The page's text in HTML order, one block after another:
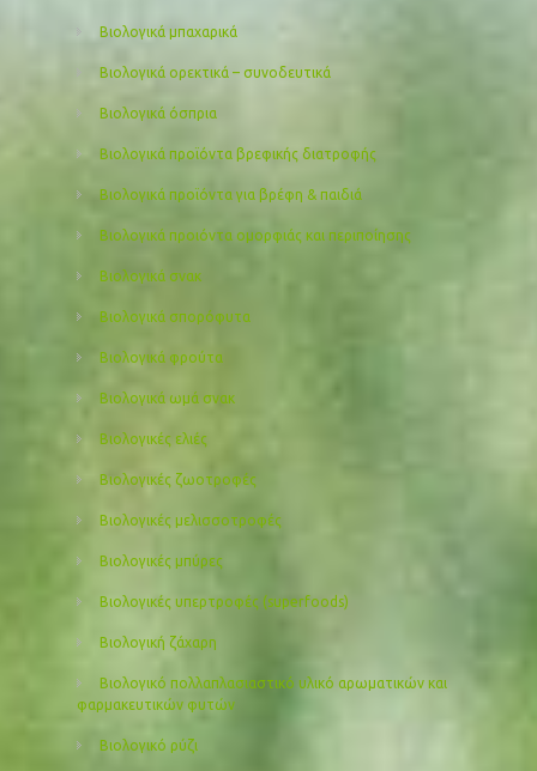
Βιολογικά μπαχαρικά
Βιολογικά ορεκτικά – συνοδευτικά
Βιολογικά όσπρια
Βιολογικά προϊόντα βρεφικής διατροφής
Βιολογικά προϊόντα για βρέφη & παιδιά
Βιολογικά προιόντα ομορφιάς και περιποίησης
Βιολογικά σνακ
Βιολογικά σπορόφυτα
Βιολογικά φρούτα
Βιολογικά ωμά σνακ
Βιολογικές ελιές
Βιολογικές ζωοτροφές
Βιολογικές μελισσοτροφές
Βιολογικές μπύρες
Βιολογικές υπερτροφές (superfoods)
Βιολογική ζάχαρη
Βιολογικό πολλαπλασιαστικό υλικό αρωματικών και
φαρμακευτικών φυτών
Βιολογικό ρύζι